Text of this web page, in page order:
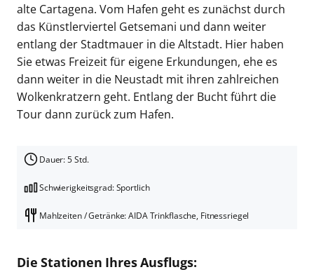
alte Cartagena. Vom Hafen geht es zunächst durch
das Künstlerviertel Getsemani und dann weiter
entlang der Stadtmauer in die Altstadt. Hier haben
Sie etwas Freizeit für eigene Erkundungen, ehe es
dann weiter in die Neustadt mit ihren zahlreichen
Wolkenkratzern geht. Entlang der Bucht führt die
Tour dann zurück zum Hafen.
Dauer: 5 Std.
Schwierigkeitsgrad: Sportlich
Mahlzeiten / Getränke: AIDA Trinkflasche, Fitnessriegel
Die Stationen Ihres Ausflugs: